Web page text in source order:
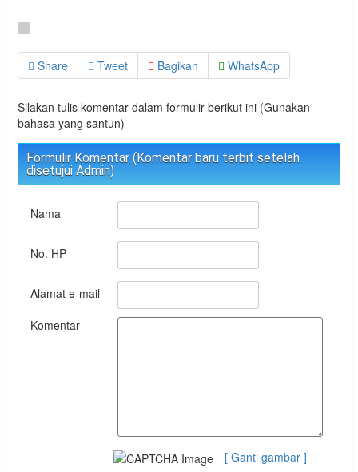
Share Tweet Bagikan WhatsApp
Silakan tulis komentar dalam formulir berikut ini (Gunakan
bahasa yang santun)
Formulir Komentar (Komentar baru terbit setelah
disetujui Admin)
Nama
No. HP
Alamat e-mail
Komentar
[ Ganti gambar ]